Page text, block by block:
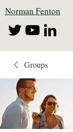
Norman Fenton
Groups